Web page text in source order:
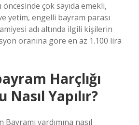
öncesinde çok sayıda emekli,
yetim, engelli bayram parası
adı altında ilgili kişilerin
oranına göre en az 1.100 lira
Harçlığı
Nasıl Yapılır?
yardımına nasıl